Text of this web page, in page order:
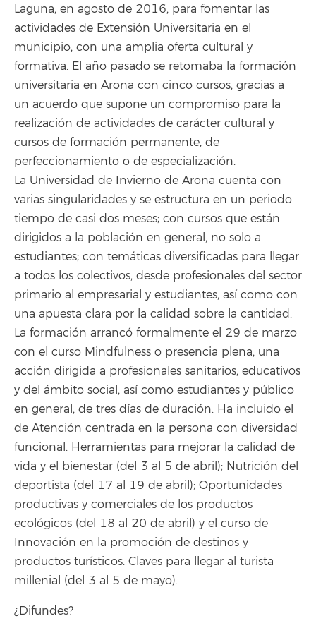
Laguna, en agosto de 2016, para fomentar las
actividades de Extensión Universitaria en el
municipio, con una amplia oferta cultural y
formativa. El año pasado se retomaba la formación
universitaria en Arona con cinco cursos, gracias a
un acuerdo que supone un compromiso para la
realización de actividades de carácter cultural y
cursos de formación permanente, de
perfeccionamiento o de especialización.
La Universidad de Invierno de Arona cuenta con
varias singularidades y se estructura en un periodo
tiempo de casi dos meses; con cursos que están
dirigidos a la población en general, no solo a
estudiantes; con temáticas diversificadas para llegar
a todos los colectivos, desde profesionales del sector
primario al empresarial y estudiantes, así como con
una apuesta clara por la calidad sobre la cantidad.
La formación arrancó formalmente el 29 de marzo
con el curso Mindfulness o presencia plena, una
acción dirigida a profesionales sanitarios, educativos
y del ámbito social, así como estudiantes y público
en general, de tres días de duración. Ha incluido el
de Atención centrada en la persona con diversidad
funcional. Herramientas para mejorar la calidad de
vida y el bienestar (del 3 al 5 de abril); Nutrición del
deportista (del 17 al 19 de abril); Oportunidades
productivas y comerciales de los productos
ecológicos (del 18 al 20 de abril) y el curso de
Innovación en la promoción de destinos y
productos turísticos. Claves para llegar al turista
millenial (del 3 al 5 de mayo).
¿Difundes?